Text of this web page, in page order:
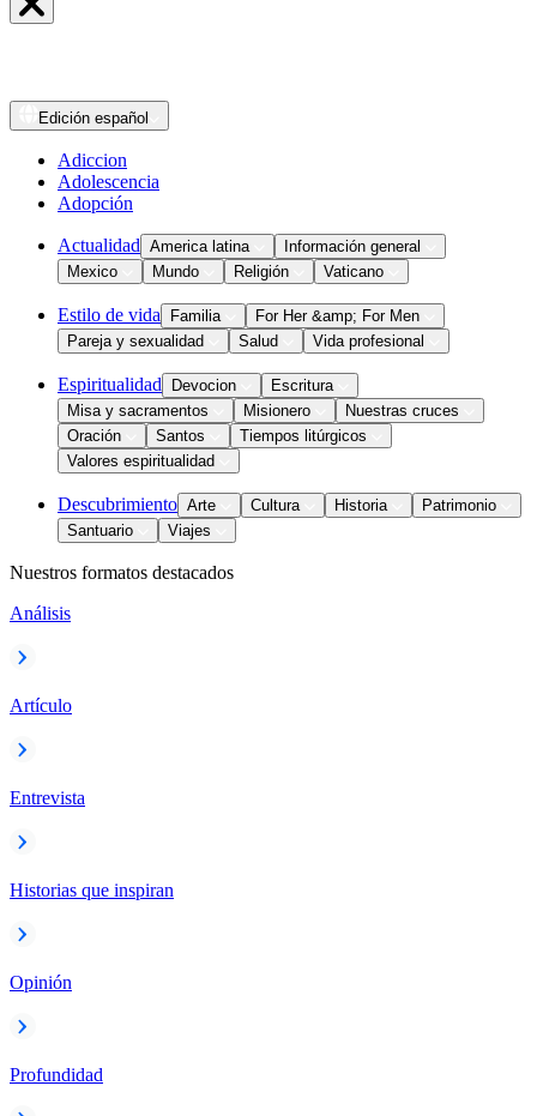
Edición español
Adiccion
Adolescencia
Adopción
Actualidad America latina
Información general
Mexico
Mundo Religión Vaticano
Estilo de vida Familia
For Her &amp; For Men
Pareja y sexualidad
Salud Vida profesional
Espiritualidad Devocion
Escritura
Misa y sacramentos
Misionero
Nuestras cruces
Oración
Santos
Tiempos litúrgicos
Valores espiritualidad
Descubrimiento Arte Cultura Historia
Patrimonio
Santuario
Viajes
Nuestros formatos destacados
Análisis
Artículo
Entrevista
Historias que inspiran
Opinión
Profundidad